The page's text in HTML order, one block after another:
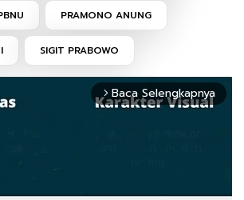
PRAMONO ANUNG
SIGIT PRABOWO
arrow_forward_ios Baca Selengkapnya